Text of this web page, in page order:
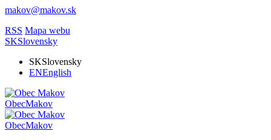
makov@makov.sk
RSS Mapa webu
SKSlovensky
SKSlovensky
ENEnglish
ObecMakov
ObecMakov